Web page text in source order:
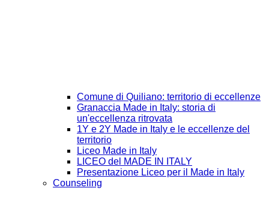
Comune di Quiliano: territorio di eccellenze
Granaccia Made in Italy: storia di
un'eccellenza ritrovata
1Y e 2Y Made in Italy e le eccellenze del
territorio
Liceo Made in Italy
LICEO del MADE IN ITALY
Presentazione Liceo per il Made in Italy
Counseling